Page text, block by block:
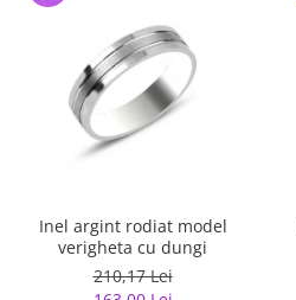
Inel argint rodiat model
verigheta cu dungi
210,17 Lei